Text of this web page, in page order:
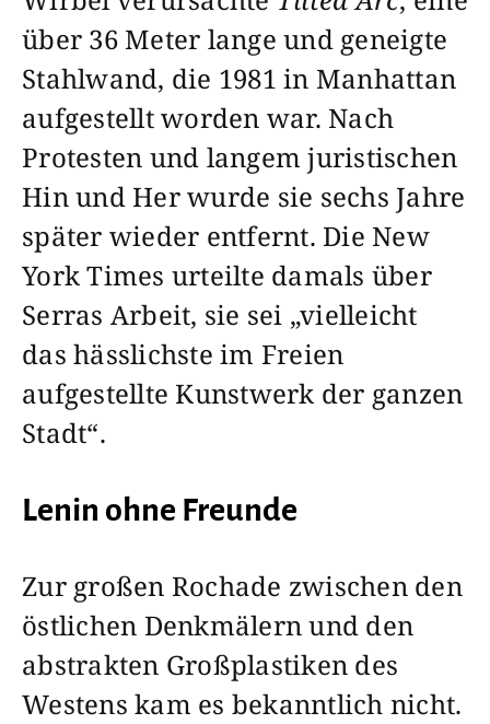
über 36 Meter lange und geneigte
Stahlwand, die 1981 in Manhattan
aufgestellt worden war. Nach
Protesten und langem juristischen
Hin und Her wurde sie sechs Jahre
später wieder entfernt. Die New
York Times urteilte damals über
Serras Arbeit, sie sei „vielleicht
das hässlichste im Freien
aufgestellte Kunstwerk der ganzen
Stadt“.
Lenin ohne Freunde
Zur großen Rochade zwischen den
östlichen Denkmälern und den
abstrakten Großplastiken des
Westens kam es bekanntlich nicht.